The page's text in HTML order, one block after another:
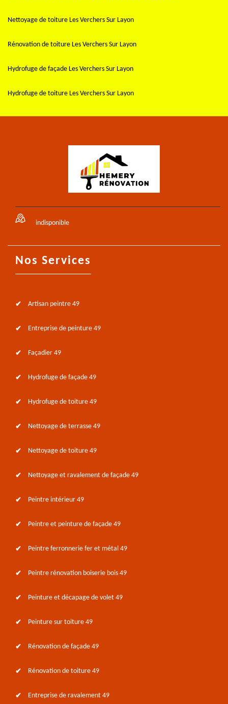
Nettoyage de toiture Les Verchers Sur Layon
Rénovation de toiture Les Verchers Sur Layon
Hydrofuge de façade Les Verchers Sur Layon
Hydrofuge de toiture Les Verchers Sur Layon
indisponible
Nos Services
Artisan peintre 49
Entreprise de peinture 49
Façadier 49
Hydrofuge de façade 49
Hydrofuge de toiture 49
Nettoyage de terrasse 49
Nettoyage de toiture 49
Nettoyage et ravalement de façade 49
Peintre intérieur 49
Peintre et peinture de façade 49
Peintre ferronnerie fer et métal 49
Peintre rénovation boiserie bois 49
Peinture et décapage de volet 49
Peinture sur toiture 49
Rénovation de façade 49
Rénovation de toiture 49
Entreprise de ravalement 49